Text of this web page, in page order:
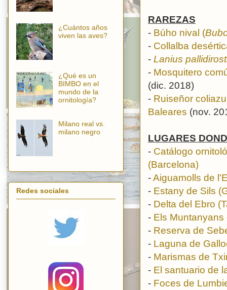
RAREZAS
- Búho nival (
- Collalba
- Lanius
- Mosquitero
(dic. 2018)
- Ruiseñor
Baleares (nov.
LUGARES
- Catálogo
(Barcelona)
-Aiguamolls de
- Estany de Sils
- Delta del Ebro
- Els Muntanyans
- Reserva de
- Laguna de
- Marismas de
- El santuario de
- Foces de
¿Cuántos años
viven las aves?
¿Qué es un
BIMBO en el
mundo de la
ornitología?
Milano real vs.
milano negro
Redes sociales